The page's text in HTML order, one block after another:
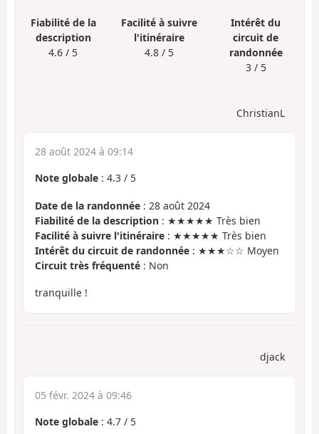
Fiabilité de la
description
4.6 / 5
Facilité à suivre
l'itinéraire
4.8 / 5
Intérêt du
circuit de
randonnée
3 / 5
ChristianL
28 août 2024 à 09:14
Note globale : 4.3 / 5
Date de la randonnée : 28 août 2024
Fiabilité de la description : ★★★★★ Très bien
Facilité à suivre l'itinéraire : ★★★★★ Très bien
Intérêt du circuit de randonnée : ★★★☆☆ Moyen
Circuit très fréquenté : Non
tranquille !
djack
05 févr. 2024 à 09:46
Note globale : 4.7 / 5